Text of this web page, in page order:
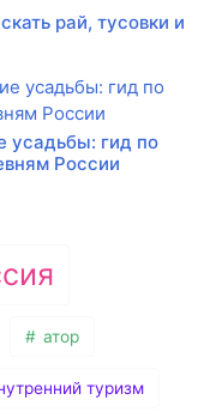
рай, тусовки и
усадьбы: гид по
России
атор
туризм